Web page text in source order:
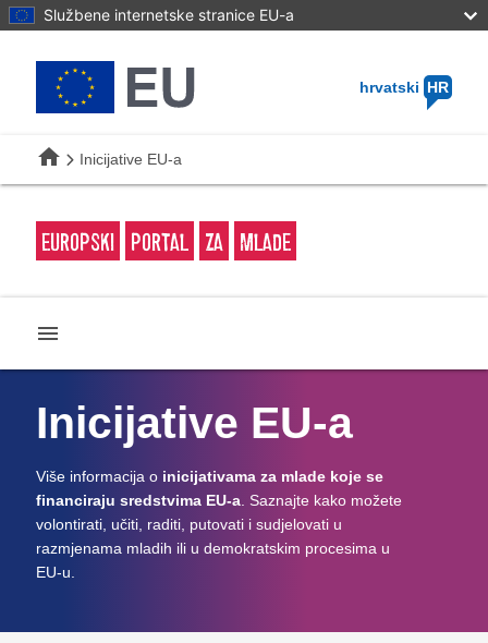
Skip
to
Službene internetske stranice EU-a
hrvatski HR
home Inicijative EU-a
EUROPSKI PORTAL ZA MLADE
menu
Inicijative EU-a
Više informacija o inicijativama za mlade koje se
financiraju sredstvima EU-a. Saznajte kako možete
volontirati, učiti, raditi, putovati i sudjelovati u
razmjenama mladih ili u demokratskim procesima u
EU-u.